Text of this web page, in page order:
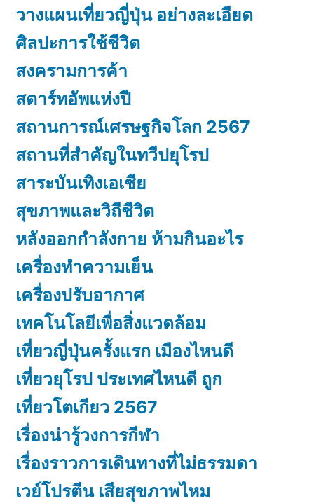
วางแผนเที่ยวญี่ปุ่น อย่างละเอียด
ศิลปะการใช้ชีวิต
สงครามการค้า
สตาร์ทอัพแห่งปี
สถานการณ์เศรษฐกิจโลก 2567
สถานที่สำคัญในทวีปยุโรป
สาระบันเทิงเอเชีย
สุขภาพและวิถีชีวิต
หลังออกกําลังกาย ห้ามกินอะไร
เครื่องทำความเย็น
เครื่องปรับอากาศ
เทคโนโลยีเพื่อสิ่งแวดล้อม
เที่ยวญี่ปุ่นครั้งแรก เมืองไหนดี
เที่ยวยุโรป ประเทศไหนดี ถูก
เที่ยวโตเกียว 2567
เรื่องน่ารู้วงการกีฬา
เรื่องราวการเดินทางที่ไม่ธรรมดา
เวย์โปรตีน เสียสุขภาพไหม